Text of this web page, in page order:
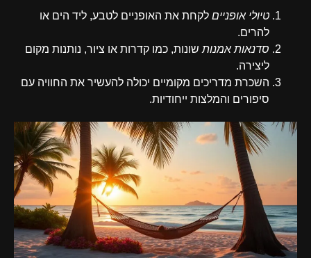
טיולי אופניים לקחת את האופניים לטבע, ליד הים או
להרים.
סדנאות אמנות שונות, כמו קדרות או ציור, נותנות מקום
ליצירה.
השכרת מדריכים מקומיים יכולה להעשיר את החוויה עם
סיפורים והמלצות ייחודיות.